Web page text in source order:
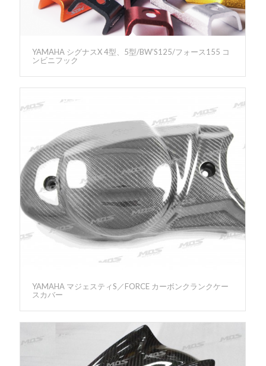
YAMAHA シグナスX 4型、5型/BW’S125/フォース155 コ
ンビニフック
YAMAHA マジェスティS／FORCE カーボンクランクケー
スカバー